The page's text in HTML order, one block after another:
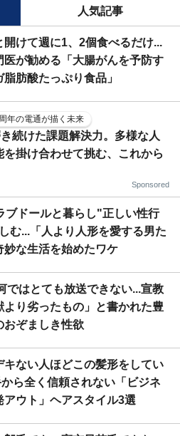
人気記事
開けて週に1、2個食べるだけ...
医が勧める「大腸がんを予防す
脂肪酸たっぷり食品」
年の電通が描く未来
続けた課題解決力。多様な人
を掛け合わせて挑む、これから
Sponsored
ブドールと暮らし"正しい性行
む...「人より人形を愛する男た
妙な生活を始めたワケ
ではとても放送できない...宣教
より劣ったもの」と書かれた豊
おぞましき性欲
キない人ほどこの髪形をしてい
ら全く信頼されない「ビジネ
アウト」ヘアスタイル3選